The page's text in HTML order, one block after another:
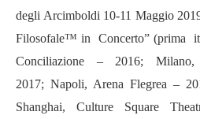
degli Arcimboldi 10-11 Maggio
Filosofale™ in Concerto” (prima
Conciliazione – 2016; Milano,
2017; Napoli, Arena Flegrea –
Shanghai, Culture Square